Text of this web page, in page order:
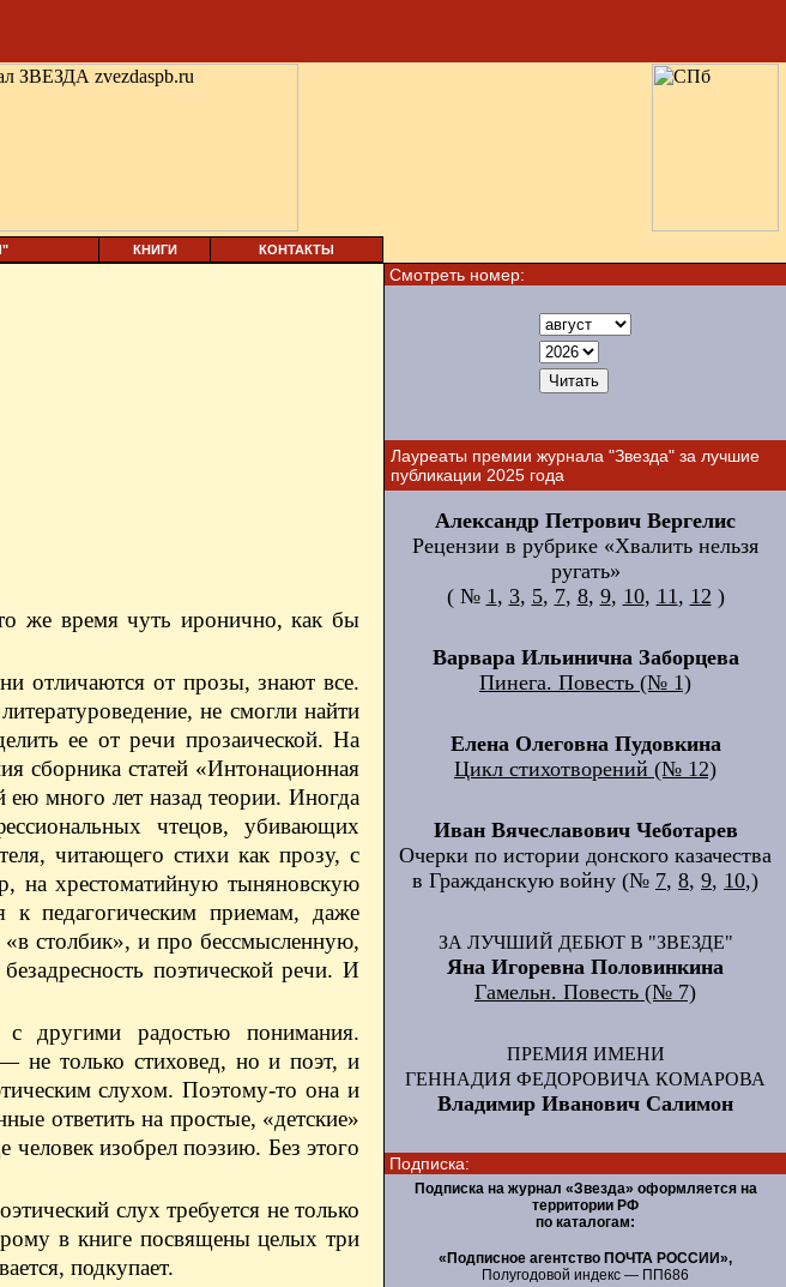
КНИГИ КОНТАКТЫ
же время чуть иронично, как бы
отличаются от прозы, знают все.
не смогли найти
ее от речи прозаической. На
сборника статей «Интонационная
ею много лет назад теории. Иногда
чтецов, убивающих
читающего стихи как прозу, с
на хрестоматийную тыняновскую
к педагогическим приемам, даже
столбик», и про бессмысленную,
поэтической речи. И
с другими радостью понимания.
не только стиховед, но и поэт, и
слухом. Поэтому-то она и
ответить на простые, «детские»
изобрел поэзию. Без этого
слух требуется не только
в книге посвящены целых три
подкупает.
Смотреть номер:
Лауреаты премии журнала "Звезда" за лучшие
публикации 2025 года
Александр Петрович Вергелис
Рецензии в рубрике «Хвалить нельзя
ругать»
( № 1, 3, 5, 7, 8, 9, 10, 11, 12 )
Варвара Ильинична Заборцева
Пинега. Повесть (№ 1)
Елена Олеговна Пудовкина
Цикл стихотворений (№ 12)
Иван Вячеславович Чеботарев
Очерки по истории донского казачества
в Гражданскую войну (№ 7, 8, 9, 10,)
ЗА ЛУЧШИЙ ДЕБЮТ В "ЗВЕЗДЕ"
Яна Игоревна Половинкина
Гамельн. Повесть (№ 7)
ПРЕМИЯ ИМЕНИ
ГЕННАДИЯ ФЕДОРОВИЧА КОМАРОВА
Владимир Иванович Салимон
Подписка:
Подписка на журнал «Звезда» оформляется на
территории РФ
по каталогам:
«Подписное агентство ПОЧТА РОССИИ»,
Полугодовой индекс — ПП686